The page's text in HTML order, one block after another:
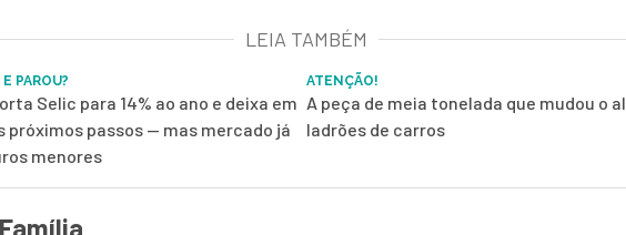
LEIA TAMBÉM
PAROU?
Selic para 14% ao ano e deixa em
próximos passos — mas mercado já
menores
ATENÇÃO!
A peça de meia tonelada que mudou o
ladrões de carros